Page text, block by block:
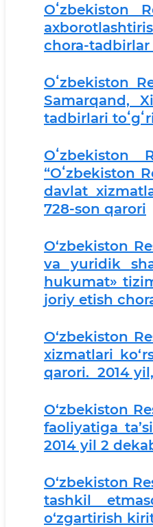
Oʻzbekiston
chora-tadbirlar
Oʻzbekiston
Samarqand,
tadbirlari
Oʻzbekiston
“Oʻzbekiston
davlat
728-son qarori
O‘zbekiston
va yuridik
hukumat»
joriy etish
O‘zbekiston
xizmatlari
qarori. 2014
O‘zbekiston
faoliyatiga
2014 yil 2
O‘zbekiston
tashkil
o‘zgartirish